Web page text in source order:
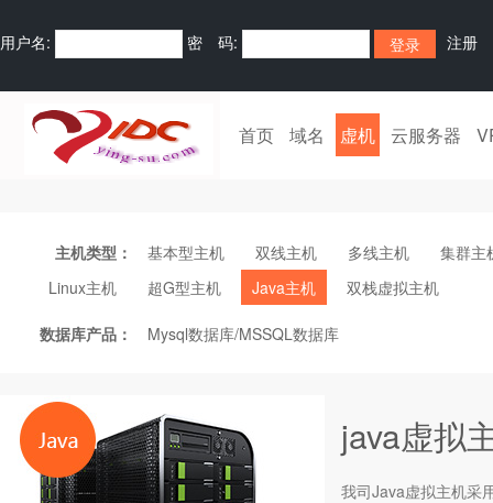
用户名: 密 码: 注册
首页 域名 虚机 云服务器
主机类型： 基本型主机 双线主机 多线主机
集群主
Linux主机
超G型主机 Java主机 双栈虚拟主机
数据库产品： Mysql数据库/MSSQL数据库
java虚拟
我司Java虚拟主机采